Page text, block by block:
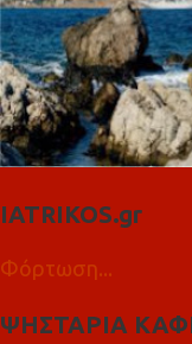
IATRIKOS.gr
Φόρτωση...
ΨΗΣΤΑΡΙΑ